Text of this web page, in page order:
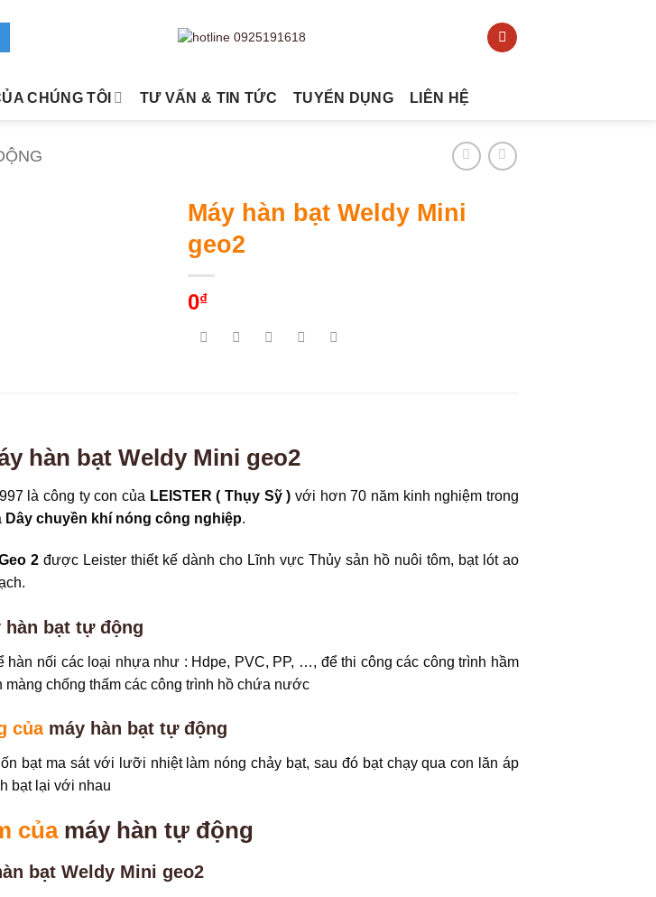
CHÚNG TÔI TƯ VẤN & TIN TỨC TUYỂN DỤNG LIÊN HỆ
Máy hàn bạt Weldy Mini
geo2
0₫
hàn bạt Weldy Mini geo2
là công ty con của LEISTER ( Thụy Sỹ ) với hơn 70 năm kinh nghiệm trong
Dây chuyền khí nóng công nghiệp.
2 được Leister thiết kế dành cho Lĩnh vực Thủy sản hồ nuôi tôm, bạt lót ao
hàn bạt tự động
hàn nối các loại nhựa như : Hdpe, PVC, PP, …, để thi công các công trình hầm
màng chống thấm các công trình hồ chứa nước
của máy hàn bạt tự động
bạt ma sát với lưỡi nhiệt làm nóng chảy bạt, sau đó bạt chạy qua con lăn áp
bạt lại với nhau
của máy hàn tự động
bạt Weldy Mini geo2